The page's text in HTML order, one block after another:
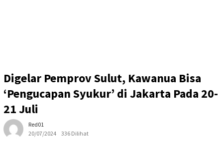
Digelar Pemprov Sulut, Kawanua Bisa
‘Pengucapan Syukur’ di Jakarta Pada 20-
21 Juli
Red01
20/07/2024
336 Dilihat